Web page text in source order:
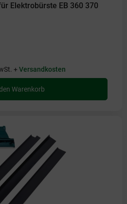
Elektrobürste EB 360 370
+Versandkosten
Warenkorb